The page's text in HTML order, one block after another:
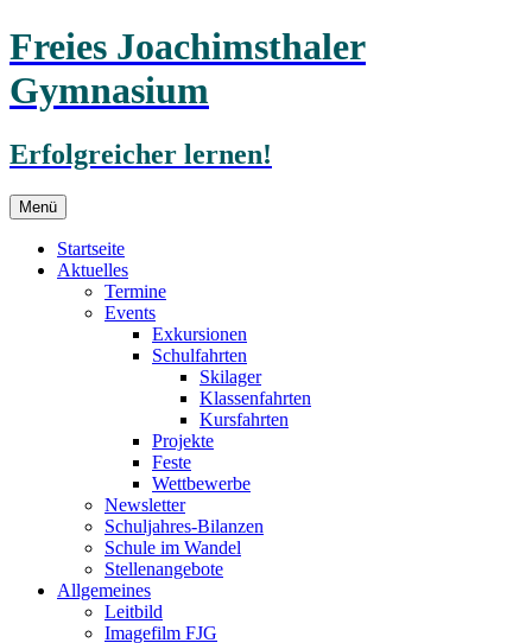
Freies Joachimsthaler
Gymnasium
Erfolgreicher lernen!
Menü Zum
Inhalt
springen
Startseite
Aktuelles
Termine
Events
Exkursionen
Schulfahrten
Skilager
Klassenfahrten
Kursfahrten
Projekte
Feste
Wettbewerbe
Newsletter
Schuljahres-Bilanzen
Schule im Wandel
Stellenangebote
Allgemeines
Leitbild
Imagefilm FJG